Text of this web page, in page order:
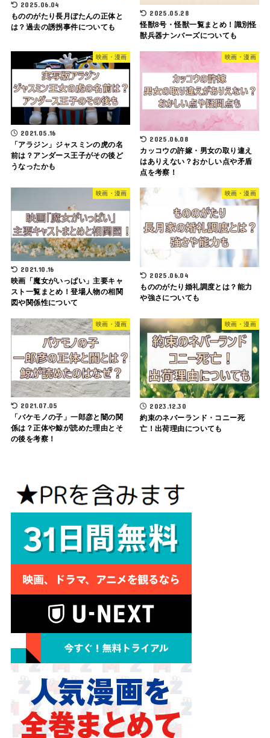
2025.06.04
もののがたり長月ぼたんの正体と
は？過去の誘拐事件についても
2025.05.28
怪獣8号・怪獣一覧まとめ！識別怪
獣兵器ナンバーズについても
映画・漫画
2021.05.16
「アラジン」ジャスミンの虎の名
前は？アンダース王子がその後ど
うなったかも
映画・漫画
2025.06.08
カッコウの許嫁・男女の取り違え
はありえない？おかしい点や矛盾
点を考察！
映画・漫画
2021.10.16
映画「魔女がいっぱい」主要キャ
スト一覧まとめ！登場人物の相関
図や関係性について
映画・漫画
2025.06.04
もののがたり婚礼調度とは？能力
や強さについても
映画・漫画
2021.07.05
「バケモノの子」一郎彦と闇の関
係は？正体や鯨が読めた理由とそ
の後を考察！
映画・漫画
2023.12.30
約束のネバーランド・コニー死
亡！出荷理由についても